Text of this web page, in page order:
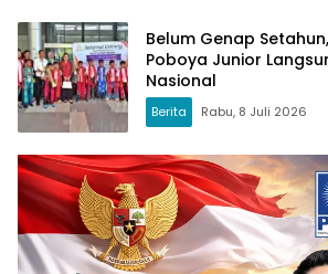
Belum Genap
Poboya Junior
Nasional
Berita Rabu, 8 Juli 2026